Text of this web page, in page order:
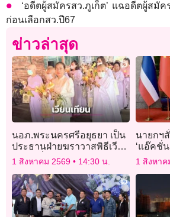
‘อดีตผู้สมัครสว.ภูเก็ต’ แฉอดีตผู้สมัค
ก่อนเลือกสว.ปี67
ข่าวล่าสุด
นอภ.พระนครศรีอยุธยา เป็น
ประธานฝ่ายฆราวาสพิธีเวียน
เทียน เนื่องในวัน
1 สิงหาคม 2569 14:30 น.
นายกฯ
‘แอ๊คชั่
ความร่
1 สิงหาค